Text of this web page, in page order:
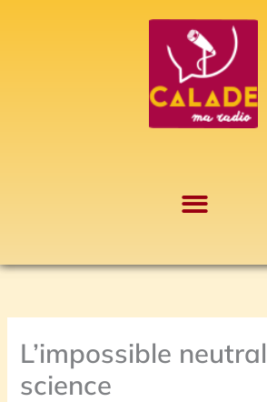
L’impossible
science